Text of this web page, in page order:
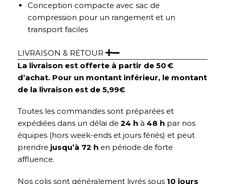
Conception compacte avec sac de
compression pour un rangement et un
transport faciles
LIVRAISON & RETOUR
La livraison est offerte à partir de 50 €
d’achat. Pour un montant inférieur, le montant
de la livraison est de 5,99€
Toutes les commandes sont préparées et
expédiées dans un délai de 24 h à 48 h par nos
équipes (hors week-ends et jours fériés) et peut
prendre jusqu’à 72 h en période de forte
affluence.
Nos colis sont généralement livrés sous 10 jours